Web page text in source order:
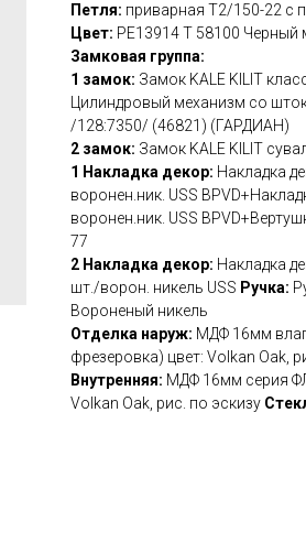
Петля: приварная Т2/150-22 с
Цвет: PE13914 T 58100
Замковая группа:
1 замок: Замок KALE KILIT
Цилиндровый механизм со
/128:7350/ (46821) (ГАРДИАН)
2 замок: Замок KALE KILIT
1 Накладка декор: Накладка
воронен.ник. USS
воронен.ник. USS
77
2 Накладка декор: Накладка
шт./ворон. никель USS Ручка:
Вороненый никель
Отделка наруж: МДФ 16мм
фрезеровка) цвет: Volkan Oak,
Внутренняя: МДФ 16мм серия
Volkan Oak, рис. по эскизу